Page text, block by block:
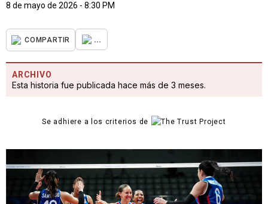
8 de mayo de 2026 - 8:30 PM
COMPARTIR ...
ARCHIVO
Esta historia fue publicada hace más de 3 meses.
Se adhiere a los criterios de